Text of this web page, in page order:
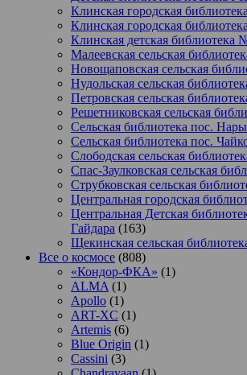
Клинская городская
Клинская городская
Клинская детская библиотека
Малеевская сельская
Новощаповская сельская
Нудольская сельская
Петровская сельская
Решетниковская сельская
Сельская библиотека пос.
Сельская библиотека пос.
Слободская сельская
Спас-Заулковская сельская
Струбковская сельская
Центральная городская
Центральная Детская
Гайдара (163)
Щекинская сельская
Все о космосе (808)
«Кондор-ФКА» (1)
ALMA (1)
Apollo (1)
ART-XC (1)
Artemis (6)
Blue Origin (1)
Cassini (3)